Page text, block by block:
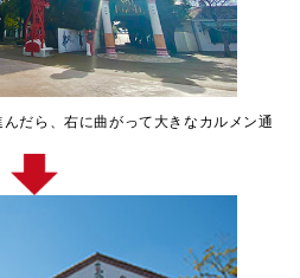
だら、右に曲がって大きなカルメン通